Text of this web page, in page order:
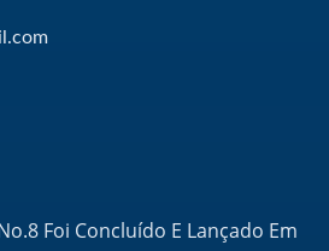
Foi Concluído E Lançado Em